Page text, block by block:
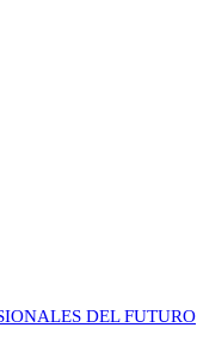
DEL FUTURO